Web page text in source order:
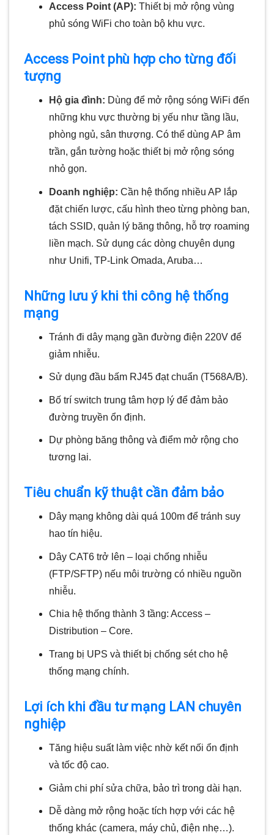
Access Point (AP): Thiết bị mở rộng vùng
phủ sóng WiFi cho toàn bộ khu vực.
Access Point phù hợp cho từng đối
tượng
Hộ gia đình: Dùng để mở rộng sóng WiFi đến
những khu vực thường bị yếu như tầng lầu,
phòng ngủ, sân thượng. Có thể dùng AP âm
trần, gắn tường hoặc thiết bị mở rộng sóng
nhỏ gọn.
Doanh nghiệp: Cần hệ thống nhiều AP lắp
đặt chiến lược, cấu hình theo từng phòng ban,
tách SSID, quản lý băng thông, hỗ trợ roaming
liền mạch. Sử dụng các dòng chuyên dụng
như Unifi, TP-Link Omada, Aruba…
Những lưu ý khi thi công hệ thống
mạng
Tránh đi dây mạng gần đường điện 220V để
giảm nhiễu.
Sử dụng đầu bấm RJ45 đạt chuẩn (T568A/B).
Bố trí switch trung tâm hợp lý để đảm bảo
đường truyền ổn định.
Dự phòng băng thông và điểm mở rộng cho
tương lai.
Tiêu chuẩn kỹ thuật cần đảm bảo
Dây mạng không dài quá 100m để tránh suy
hao tín hiệu.
Dây CAT6 trở lên – loại chống nhiễu
(FTP/SFTP) nếu môi trường có nhiều nguồn
nhiễu.
Chia hệ thống thành 3 tầng: Access –
Distribution – Core.
Trang bị UPS và thiết bị chống sét cho hệ
thống mạng chính.
Lợi ích khi đầu tư mạng LAN chuyên
nghiệp
Tăng hiệu suất làm việc nhờ kết nối ổn định
và tốc độ cao.
Giảm chi phí sửa chữa, bảo trì trong dài hạn.
Dễ dàng mở rộng hoặc tích hợp với các hệ
thống khác (camera, máy chủ, điện nhẹ…).